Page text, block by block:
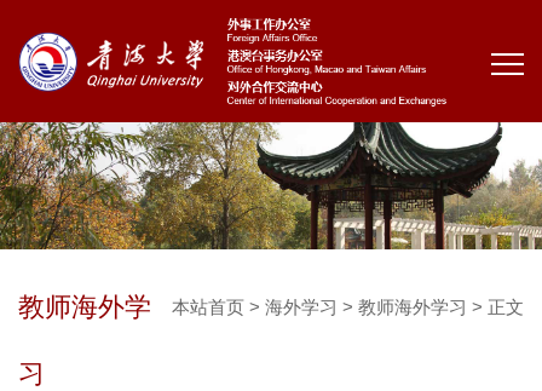
本站首页 > 海外学习 > 教师海外学习 > 正文
教师海外学
习